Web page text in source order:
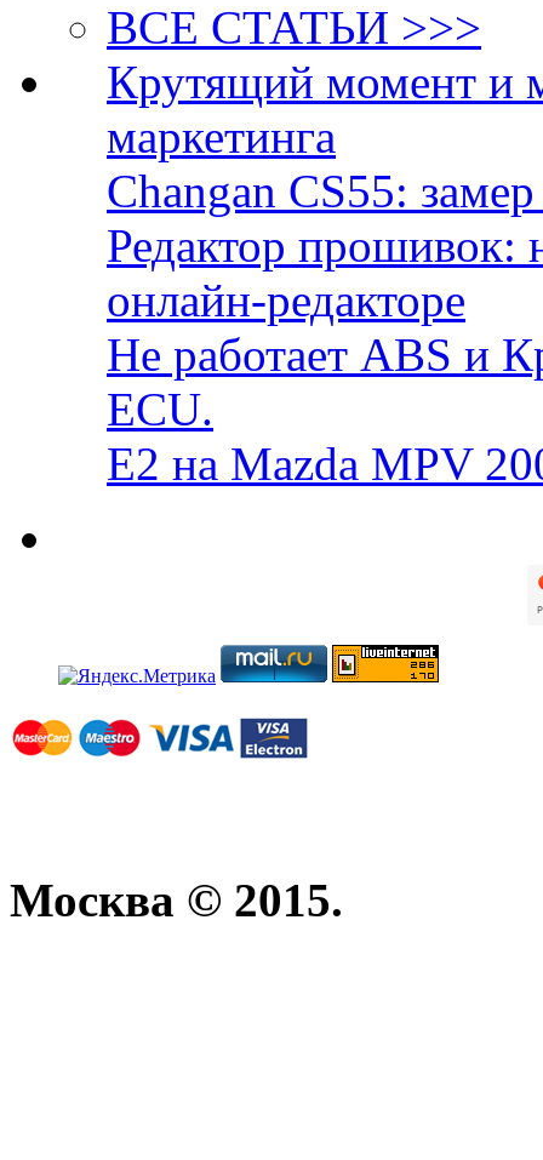
ВСЕ СТАТЬИ >>>
Крутящий момент и
маркетинга
Changan CS55:
Редактор прошивок:
онлайн-редакторе
Не работает ABS и
ECU.
E2 на Mazda MPV
Москва © 2015.